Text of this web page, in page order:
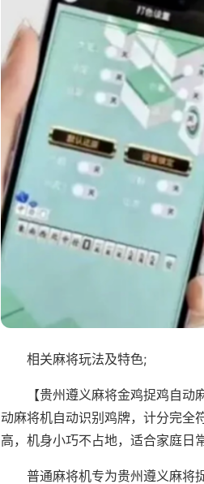
相关麻将玩法及特色;
【贵州遵义麻将金鸡捉鸡自
动麻将机自动识别鸡牌，计分完全
高，机身小巧不占地，适合家庭日
普通麻将机专为贵州遵义麻将